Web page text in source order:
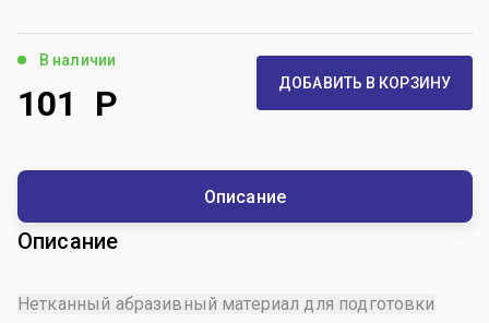
В наличии
101 Р ДОБАВИТЬ В КОРЗИНУ
Описание
Описание
Нетканный абразивный материал для подготовки